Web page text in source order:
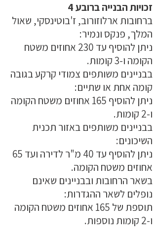
זכויות הבנייה ברובע 4
ברחובות ארלוזורוב, ז'בוטינסקי, שאול
המלך, פנקס ונמיר:
ניתן להוסיף עד 230 אחוזים משטח
הקומה ו-3 קומות.
בבניינים משותפים צמודי קרקע בגובה
קומה אחת או שתיים:
ניתן להוסיף 165 אחוזים משטח הקומה
ו-2 קומות.
בבניינים משותפים באזור תכנית
השיכונים:
ניתן להוסיף עד 40 מ"ר לדירה ועד 65
אחוזים משטח הקומה.
בשאר הרחובות ובבניינים שאינם
נופלים לשאר ההגדרות:
תוספת של 165 אחוזים משטח הקומה
ו-2 קומות נוספות.